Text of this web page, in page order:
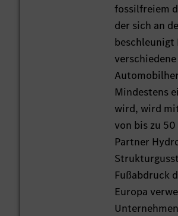
fossilfreiem
der sich an
beschleunigt
Mindestens
wird, wird
von bis zu
Partner
Fußabdruck
Europa